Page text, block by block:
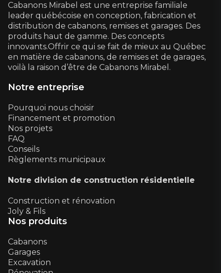
Cabanons Mirabel est une entreprise familiale
leader québécoise en conception, fabrication et
distribution de cabanons, remises et garages. Des
produits haut de gamme. Des concepts
innovants.Offrir ce qui se fait de mieux au Québec
en matière de cabanons, de remises et de garages,
voilà la raison d’être de Cabanons Mirabel.
Notre entreprise
Pourquoi nous choisir
Financement et promotion
Nos projets
FAQ
Conseils
Règlements municipaux
Notre division de construction résidentielle
Construction et rénovation
Joly & Fils
Nos produits
Cabanons
Garages
Excavation